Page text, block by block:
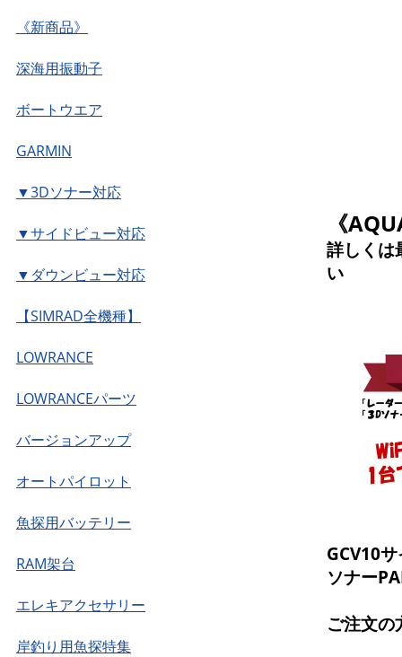
《新商品》
深海用振動子
ボートウエア
GARMIN
▼3Dソナー対応
▼サイドビュー対応
▼ダウンビュー対応
【SIMRAD全機種】
LOWRANCE
LOWRANCEパーツ
バージョンアップ
オートパイロット
魚探用バッテリー
RAM架台
エレキアクセサリー
岸釣り用魚探特集
《
詳しくは
い
GCV10
ソナー
ご注文の